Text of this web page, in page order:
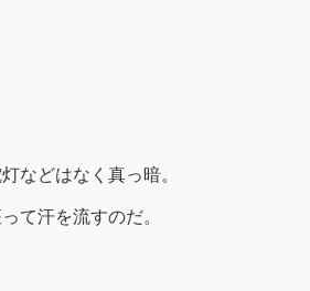
などはなく真っ暗。
て汗を流すのだ。